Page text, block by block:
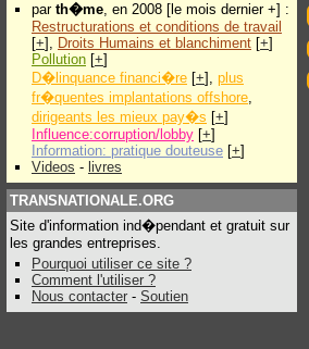
par th�me, en 2008 [le mois dernier +] :
Restructurations et conditions de travail
[+], Droits Humains et blanchiment [+]
Pollution [+]
D�linquance financi�re [+], plus
fr�quentes implantations offshore,
dirigeants les mieux pay�s [+]
Influence:corruption/lobby [+]
Information: pratique douteuse [+]
Videos - livres
TRANSNATIONALE.ORG
Site d'information ind�pendant et gratuit sur
les grandes entreprises.
Pourquoi utiliser ce site ?
Comment l'utiliser ?
Nous contacter - Soutien